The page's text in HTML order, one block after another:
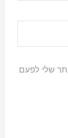
שלי לפעם